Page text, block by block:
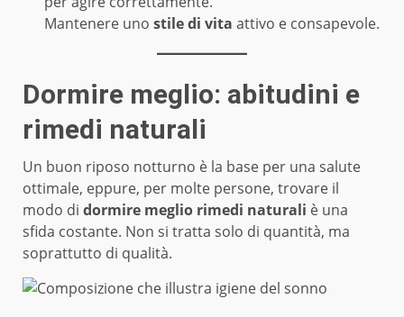
Mantenere uno stile di vita attivo e consapevole.
Dormire meglio: abitudini e
rimedi naturali
Un buon riposo notturno è la base per una salute
ottimale, eppure, per molte persone, trovare il
modo di dormire meglio rimedi naturali è una
sfida costante. Non si tratta solo di quantità, ma
soprattutto di qualità.